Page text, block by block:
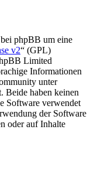
phpBB um eine
v2“ (GPL)
Limited
Informationen
unter
Beide haben keinen
Software verwendet
der Software
oder auf Inhalte